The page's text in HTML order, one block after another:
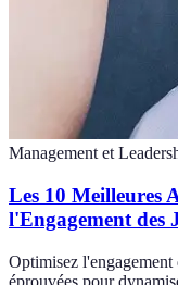
Management et
Les 10 Meilleures
l'Engagement des
Optimisez l'engagement
éprouvées pour